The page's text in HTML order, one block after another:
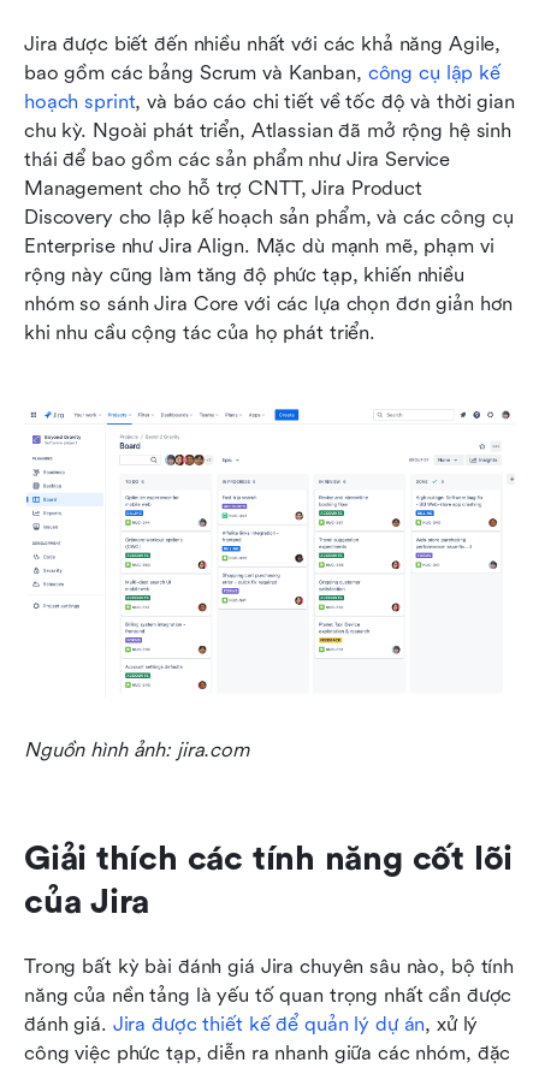
Jira được biết đến nhiều nhất với các khả năng Agile,
bao gồm các bảng Scrum và Kanban, công cụ lập kế
hoạch sprint, và báo cáo chi tiết về tốc độ và thời gian
chu kỳ. Ngoài phát triển, Atlassian đã mở rộng hệ sinh
thái để bao gồm các sản phẩm như Jira Service
Management cho hỗ trợ CNTT, Jira Product
Discovery cho lập kế hoạch sản phẩm, và các công cụ
Enterprise như Jira Align. Mặc dù mạnh mẽ, phạm vi
rộng này cũng làm tăng độ phức tạp, khiến nhiều
nhóm so sánh Jira Core với các lựa chọn đơn giản hơn
khi nhu cầu cộng tác của họ phát triển.
Nguồn hình ảnh: jira.com
Giải thích các tính năng cốt lõi
của Jira
Trong bất kỳ bài đánh giá Jira chuyên sâu nào, bộ tính
năng của nền tảng là yếu tố quan trọng nhất cần được
đánh giá. Jira được thiết kế để quản lý dự án, xử lý
công việc phức tạp, diễn ra nhanh giữa các nhóm, đặc